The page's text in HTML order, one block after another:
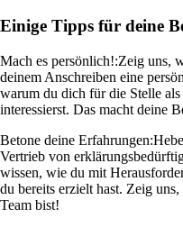
Einige Tipps für deine
Mach es persönlich!:Zeig uns,
deinem Anschreiben eine
warum du dich für die Stelle
interessierst. Das macht deine
Betone deine Erfahrungen:
Vertrieb von
wissen, wie du mit
du bereits erzielt hast. Zeig
Team bist!